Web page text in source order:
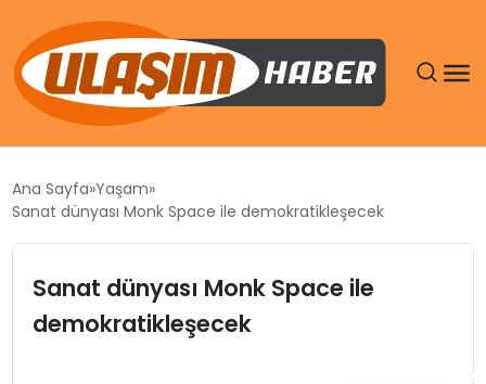
DÜNYA
Ana Sayfa Yaşam
Sanat dünyası Monk Space ile demokratikleşecek
Sanat dünyası Monk Space ile
demokratikleşecek